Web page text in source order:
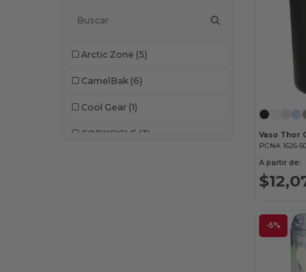
Arctic Zone (5)
CamelBak (6)
Cool Gear (1)
CORKCICLE (3)
PCNA 1626-
A partir de:
-5%